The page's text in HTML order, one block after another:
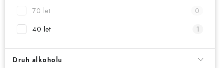
70 let
0
40 let
1
Druh alkoholu